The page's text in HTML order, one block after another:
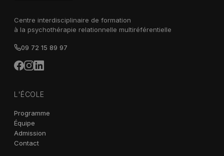
Centre interdisciplinaire de formation
à la psychothérapie relationnelle multiréférentielle
09 72 15 89 97
L'ÉCOLE
Programme
Équipe
Admission
Contact